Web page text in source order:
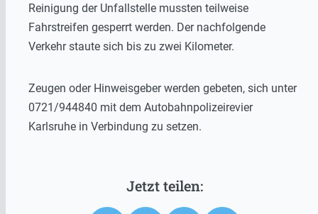
Reinigung der Unfallstelle mussten teilweise
Fahrstreifen gesperrt werden. Der nachfolgende
Verkehr staute sich bis zu zwei Kilometer.
Zeugen oder Hinweisgeber werden gebeten, sich unter
0721/944840 mit dem Autobahnpolizeirevier
Karlsruhe in Verbindung zu setzen.